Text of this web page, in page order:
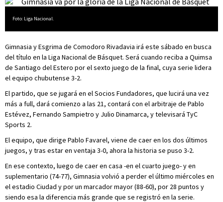
Foto: Liga Nacional.
Gimnasia y Esgrima de Comodoro Rivadavia irá este sábado en busca
del título en la Liga Nacional de Básquet. Será cuando reciba a Quimsa
de Santiago del Estero por el sexto juego de la final, cuya serie lidera
el equipo chubutense 3-2.
El partido, que se jugará en el Socios Fundadores, que lucirá una vez
más a full, dará comienzo a las 21, contará con el arbitraje de Pablo
Estévez, Fernando Sampietro y Julio Dinamarca, y televisará TyC
Sports 2.
El equipo, que dirige Pablo Favarel, viene de caer en los dos últimos
juegos, y tras estar en ventaja 3-0, ahora la historia se puso 3-2.
En ese contexto, luego de caer en casa -en el cuarto juego- y en
suplementario (74-77), Gimnasia volvió a perder el último miércoles en
el estadio Ciudad y por un marcador mayor (88-60), por 28 puntos y
siendo esa la diferencia más grande que se registró en la serie.